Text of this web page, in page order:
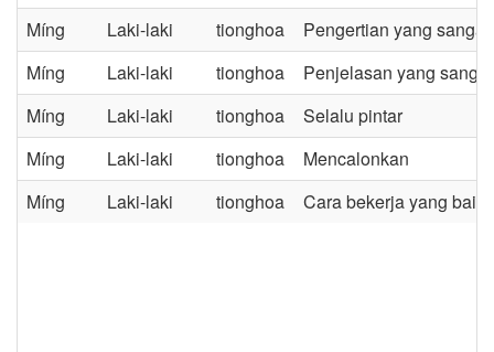
Míng
Laki-laki tionghoa
Pengertian yang
Míng
Laki-laki tionghoa
Penjelasan yang
Míng
Laki-laki tionghoa
Selalu pintar
Míng
Laki-laki tionghoa
Mencalonkan
Míng
Laki-laki tionghoa Cara bekerja yang baik